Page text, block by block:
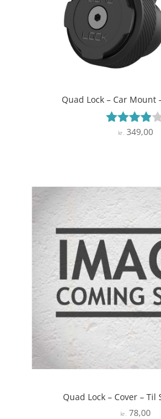
Quad Lock – Car Mount
Vurderet
kr.349,00
Quad Lock – Cover – Til
kr. 78,00